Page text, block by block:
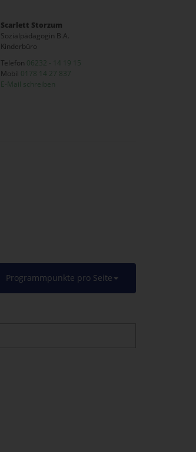
Scarlett Storzum
Sozialpädagogin B.A.
Kinderbüro
Telefon 06232 - 14 19 15
Mobil 0178 14 27 837
E-Mail schreiben
Programmpunkte pro Seite